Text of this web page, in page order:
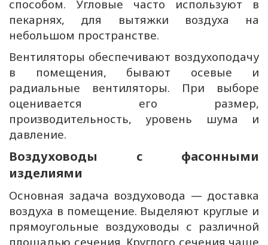
способом. Угловые часто используют в
пекарнях, для вытяжки воздуха на
небольшом пространстве.
Вентиляторы обеспечивают воздухоподачу
в помещения, бывают осевые и
радиальные вентиляторы. При выборе
оценивается его размер,
производительность, уровень шума и
давление.
Воздуховоды с фасонными
изделиями
Основная задача воздуховода — доставка
воздуха в помещение. Выделяют круглые и
прямоугольные воздуховоды с различной
площадью сечения. Круглого сечения чаще